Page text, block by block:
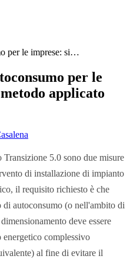
per le imprese: si…
per le
applicato
5.0 sono due misure
di installazione di impianto
il requisito richiesto è che
autoconsumo (o nell'ambito di
deve essere
energetico complessivo
al fine di evitare il